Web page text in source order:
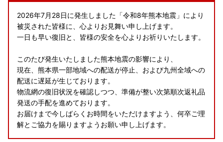
2026年7月28日に発生しました「令和8年熊本地震」により
被災された皆様に、心よりお見舞い申し上げます。
一日も早い復旧と、皆様の安全を心よりお祈りいたします。
このたび発生いたしました熊本地震の影響により、
現在、熊本県一部地域への配送が停止、および九州全域への
配送に遅延が生じております。
物流網の復旧状況を確認しつつ、準備が整い次第順次返礼品
発送の手配を進めております。
お届けまで今しばらくお時間をいただけますよう、何卒ご理
解とご協力を賜りますようお願い申し上げます。